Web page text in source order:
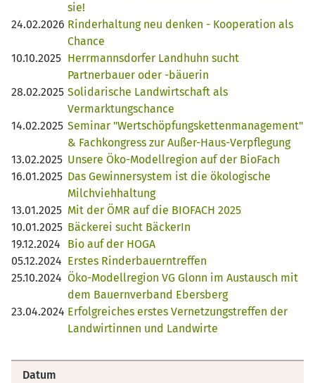
sie!
24.02.2026 Rinderhaltung neu denken - Kooperation als
Chance
10.10.2025 Herrmannsdorfer Landhuhn sucht
Partnerbauer oder -bäuerin
28.02.2025 Solidarische Landwirtschaft als
Vermarktungschance
14.02.2025 Seminar "Wertschöpfungskettenmanagement"
& Fachkongress zur Außer-Haus-Verpflegung
13.02.2025 Unsere Öko-Modellregion auf der BioFach
16.01.2025 Das Gewinnersystem ist die ökologische
Milchviehhaltung
13.01.2025 Mit der ÖMR auf die BIOFACH 2025
10.01.2025 Bäckerei sucht BäckerIn
19.12.2024
Bio auf der HOGA
05.12.2024 Erstes Rinderbauerntreffen
25.10.2024 Öko-Modellregion VG Glonn im Austausch mit
dem Bauernverband Ebersberg
23.04.2024 Erfolgreiches erstes Vernetzungstreffen der
Landwirtinnen und Landwirte
Datum